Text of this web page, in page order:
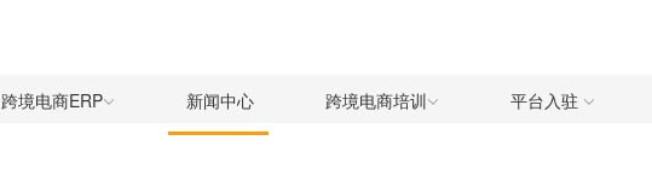
跨境电商ERP 新闻中心 跨境电商培训 平台入驻